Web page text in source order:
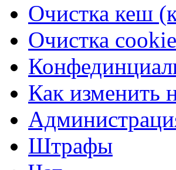
Очистка кеш
Очистка
Как изменить
Штрафы